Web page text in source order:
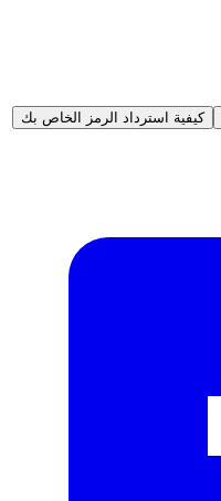
كيفية استرداد الرمز الخاص بك